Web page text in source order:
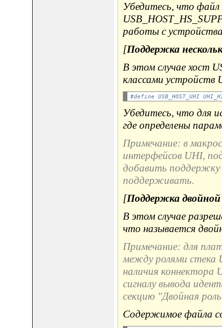
Убедитесь, что файл
работы с
[Поддержка
В этом случае хост
классами
#define USB_HOST_UHI
Убедитесь, что для
где определены
Примечание: в
интерфейсов UHI,
добавить поддержку
поддерживать.
[Поддержка
В этом случае
что называется
Примечание: для
между ролями стека
наличия коннектора
сигналу вывода
секцию "Двойная
Содержимое файла